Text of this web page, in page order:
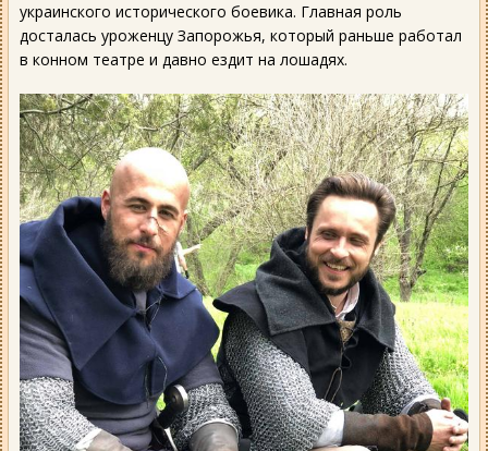
украинского исторического боевика. Главная роль
досталась уроженцу Запорожья, который раньше работал
в конном театре и давно ездит на лошадях.